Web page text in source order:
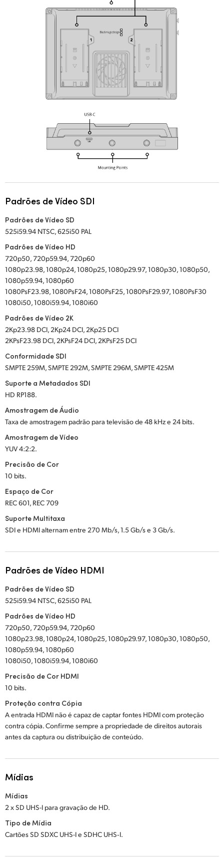
Padrões de Vídeo SDI
Padrões de Vídeo SD
525i59.94 NTSC, 625i50 PAL
Padrões de Vídeo HD
720p50, 720p59.94, 720p60
1080p23.98, 1080p24, 1080p25, 1080p29.97, 1080p30, 1080p50,
1080p59.94, 1080p60
1080PsF23.98, 1080PsF24, 1080PsF25, 1080PsF29.97, 1080PsF30
1080i50, 1080i59.94, 1080i60
Padrões de Vídeo 2K
2Kp23.98 DCI, 2Kp24 DCI, 2Kp25 DCI
2KPsF23.98 DCI, 2KPsF24 DCI, 2KPsF25 DCI
Conformidade SDI
SMPTE 259M, SMPTE 292M, SMPTE 296M, SMPTE 425M
Suporte a Metadados SDI
HD RP188.
Amostragem de Áudio
Taxa de amostragem padrão para televisão de 48 kHz e 24 bits.
Amostragem de Vídeo
YUV 4:2:2.
Precisão de Cor
10 bits.
Espaço de Cor
REC 601, REC 709
Suporte Multitaxa
SDI e HDMI alternam entre 270 Mb/s, 1.5 Gb/s e 3 Gb/s.
Padrões de Vídeo HDMI
Padrões de Vídeo SD
525i59.94 NTSC, 625i50 PAL
Padrões de Vídeo HD
720p50, 720p59.94, 720p60
1080p23.98, 1080p24, 1080p25, 1080p29.97, 1080p30, 1080p50,
1080p59.94, 1080p60
1080i50, 1080i59.94, 1080i60
Precisão de Cor HDMI
10 bits.
Proteção contra Cópia
A entrada HDMI não é capaz de captar fontes HDMI com proteção
contra cópia. Confirme sempre a propriedade de direitos autorais
antes da captura ou distribuição de conteúdo.
Mídias
Mídias
2 x SD UHS-I para gravação de HD.
Tipo de Mídia
Cartões SD SDXC UHS-I e SDHC UHS‑I.